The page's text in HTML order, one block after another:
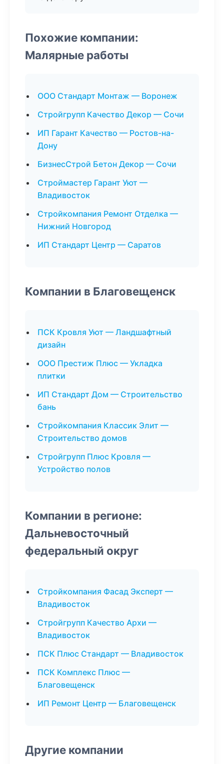
Похожие компании:
Малярные работы
ООО Стандарт Монтаж — Воронеж
Стройгрупп Качество Декор — Сочи
ИП Гарант Качество — Ростов-на-
Дону
БизнесСтрой Бетон Декор — Сочи
Строймастер Гарант Уют —
Владивосток
Стройкомпания Ремонт Отделка —
Нижний Новгород
ИП Стандарт Центр — Саратов
Компании в Благовещенск
ПСК Кровля Уют — Ландшафтный
дизайн
ООО Престиж Плюс — Укладка
плитки
ИП Стандарт Дом — Строительство
бань
Стройкомпания Классик Элит —
Строительство домов
Стройгрупп Плюс Кровля —
Устройство полов
Компании в регионе:
Дальневосточный
федеральный округ
Стройкомпания Фасад Эксперт —
Владивосток
Стройгрупп Качество Архи —
Владивосток
ПСК Плюс Стандарт — Владивосток
ПСК Комплекс Плюс —
Благовещенск
ИП Ремонт Центр — Благовещенск
Другие компании